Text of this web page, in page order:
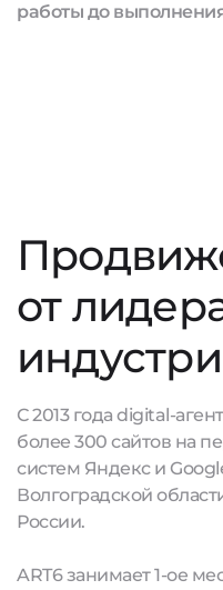
работы до
от
С 2013 года digital-
более 300 сайтов на
систем Яндекс и
Волгоградской
России.
ART6 занимает 1-ое